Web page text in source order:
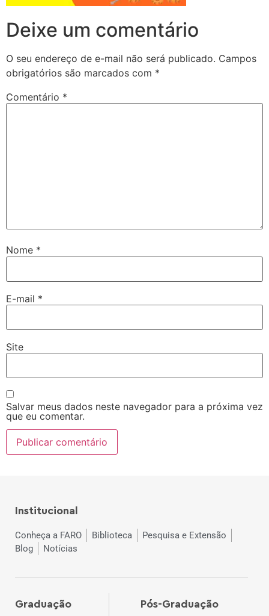
Deixe um comentário
O seu endereço de e-mail não será publicado. Campos
obrigatórios são marcados com *
Comentário *
Nome *
E-mail *
Site
Salvar meus dados neste navegador para a próxima vez
que eu comentar.
Institucional
Conheça a FARO Biblioteca
Pesquisa e Extensão
Blog
Notícias
Graduação Pós-Graduação